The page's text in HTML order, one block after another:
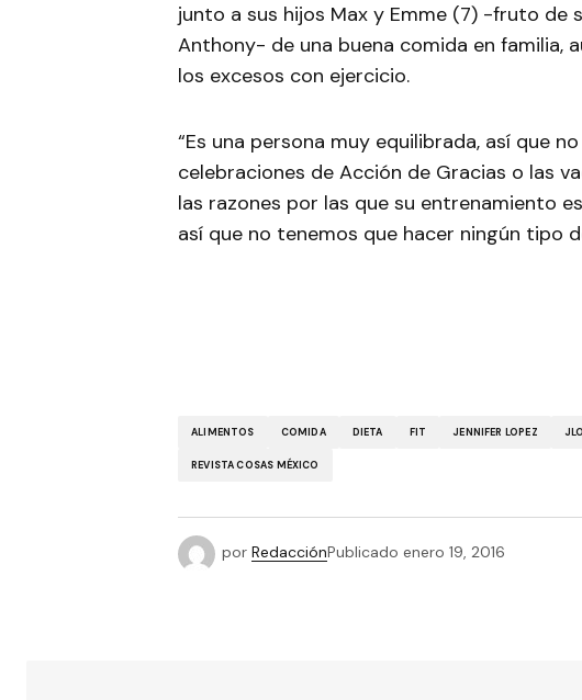
junto a sus hijos Max y Emme (7) -fruto de
Anthony- de una buena comida en familia,
los excesos con ejercicio.
“Es una persona muy equilibrada, así que
celebraciones de Acción de Gracias o las
las razones por las que su entrenamiento
así que no tenemos que hacer ningún tipo
ALIMENTOS COMIDA DIETA FIT JENNIFER LOPEZ JLO
REVISTA COSAS MÉXICO
por RedacciónPublicado enero 19, 2016